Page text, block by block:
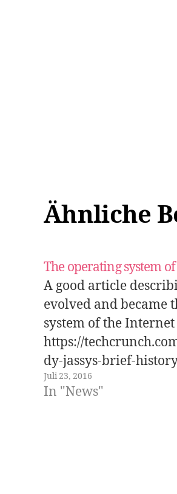
Ähnliche
The operating system
A good article
evolved and became
system of the Internet
https://
dy-jassys-brief-
of-aws/?ncid=rss
Juli 23, 2016
In "News"